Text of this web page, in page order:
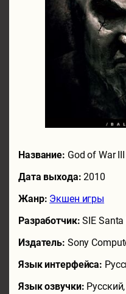
Название: God of War III
Дата выхода:2010
Жанр: Экшен игры
Разработчик:SIE
Издатель: Sony
Язык интерфейса:
Язык озвучки: